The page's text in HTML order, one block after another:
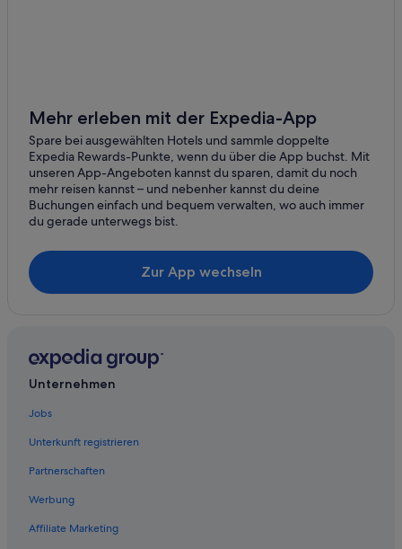
Mehr erleben mit der Expedia-App
Spare bei ausgewählten Hotels und sammle doppelte
Expedia Rewards-Punkte, wenn du über die App buchst. Mit
unseren App-Angeboten kannst du sparen, damit du noch
mehr reisen kannst – und nebenher kannst du deine
Buchungen einfach und bequem verwalten, wo auch immer
du gerade unterwegs bist.
Zur App wechseln
Unternehmen
Jobs
Unterkunft registrieren
Partnerschaften
Werbung
Affiliate Marketing